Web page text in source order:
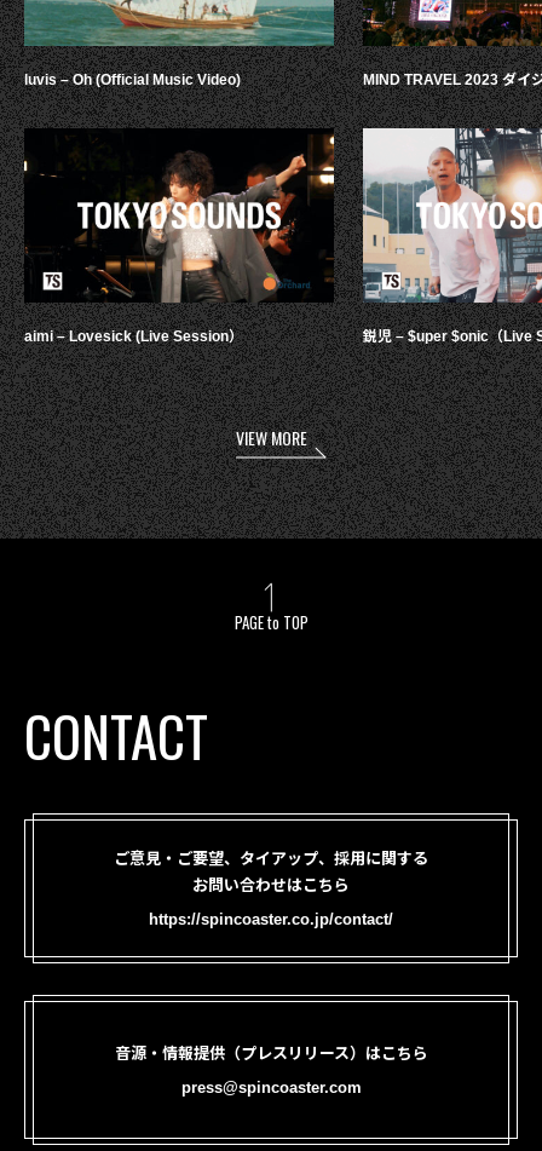
luvis – Oh (Official Music Video)
aimi – Lovesick (Live Session）
MIND TRAVEL 2023 ダイ
鋭児 – $uper $onic（Live
VIEW MORE
PAGE to TOP
CONTACT
ご意見・ご要望、タイアップ、採用に関する
お問い合わせはこちら
https://spincoaster.co.jp/contact/
音源・情報提供（プレスリリース）はこちら
press@spincoaster.com